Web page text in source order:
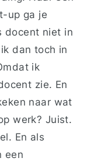
up ga je
docent niet in
dan toch in
ik
zie. En
naar wat
werk? Juist.
En als
een